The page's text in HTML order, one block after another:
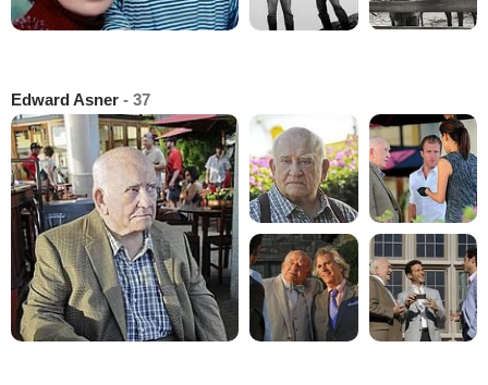
Edward Asner - 37